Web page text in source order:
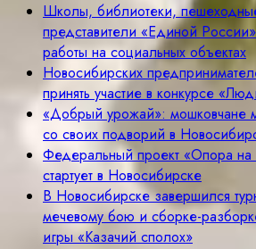
Школы, библиотеки,
представители «Единой
работы на социальных объектах
Новосибирских
принять участие в конкурсе
«Добрый урожай»: мошковчане
со своих подворий в
Федеральный проект «Опора на
стартует в Новосибирске
В Новосибирске завершился
мечевому бою и сборке-
игры «Казачий сполох»